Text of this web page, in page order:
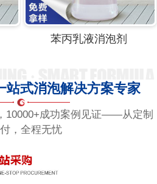
苯丙乳液专用消泡剂
站式消泡解决方案专家
10000+成功案例见证——从定制
，全程无忧